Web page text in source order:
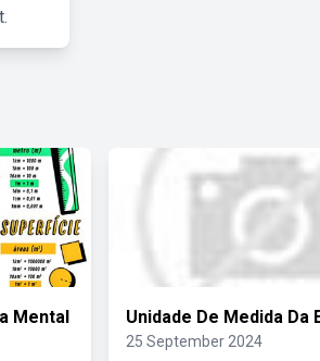
Mental Unidade De Medida Da
25 September 2024